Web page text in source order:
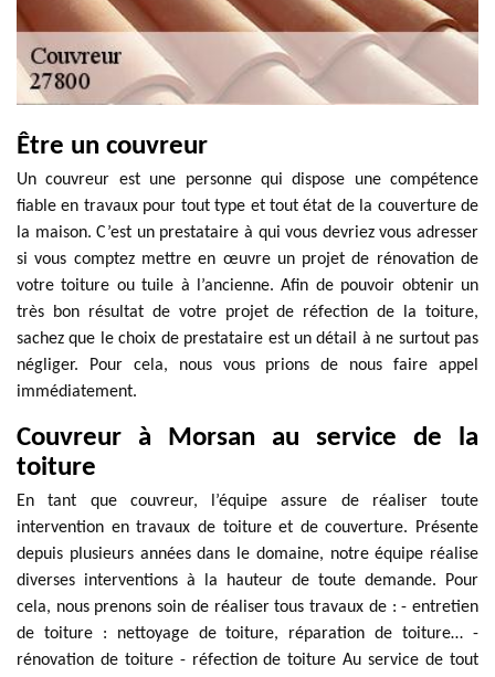
Être un couvreur
Un couvreur est une personne qui dispose une compétence
fiable en travaux pour tout type et tout état de la couverture de
la maison. C’est un prestataire à qui vous devriez vous adresser
si vous comptez mettre en œuvre un projet de rénovation de
votre toiture ou tuile à l’ancienne. Afin de pouvoir obtenir un
très bon résultat de votre projet de réfection de la toiture,
sachez que le choix de prestataire est un détail à ne surtout pas
négliger. Pour cela, nous vous prions de nous faire appel
immédiatement.
Couvreur à Morsan au service de la
toiture
En tant que couvreur, l’équipe assure de réaliser toute
intervention en travaux de toiture et de couverture. Présente
depuis plusieurs années dans le domaine, notre équipe réalise
diverses interventions à la hauteur de toute demande. Pour
cela, nous prenons soin de réaliser tous travaux de : - entretien
de toiture : nettoyage de toiture, réparation de toiture… -
rénovation de toiture - réfection de toiture Au service de tout